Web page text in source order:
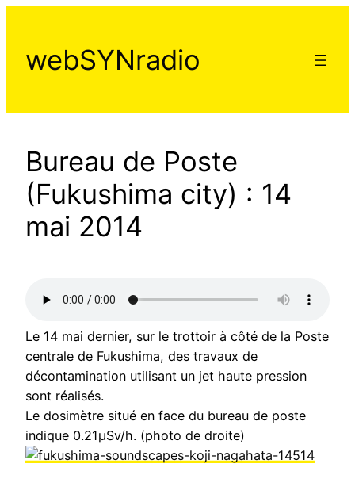
contenu
webSYNradio
Bureau de Poste
(Fukushima city) : 14
mai 2014
Le 14 mai dernier, sur le trottoir à côté de la Poste
centrale de Fukushima, des travaux de
décontamination utilisant un jet haute pression
sont réalisés.
Le dosimètre situé en face du bureau de poste
indique 0.21µSv/h. (photo de droite)